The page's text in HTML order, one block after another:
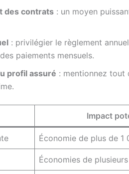
des contrats : un moyen
: privilégier le règlement
paiements mensuels.
profil assuré : mentionnez tout
Impact
Économie de plus de 1
Économies de